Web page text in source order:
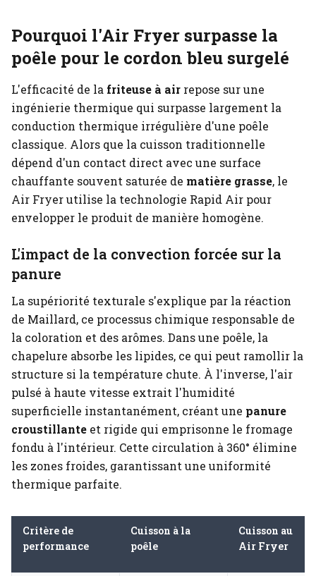
Pourquoi l'Air Fryer surpasse la
poêle pour le cordon bleu surgelé
L'efficacité de la friteuse à air repose sur une
ingénierie thermique qui surpasse largement la
conduction thermique irrégulière d'une poêle
classique. Alors que la cuisson traditionnelle
dépend d'un contact direct avec une surface
chauffante souvent saturée de matière grasse, le
Air Fryer utilise la technologie Rapid Air pour
envelopper le produit de manière homogène.
L'impact de la convection forcée sur la
panure
La supériorité texturale s'explique par la réaction
de Maillard, ce processus chimique responsable de
la coloration et des arômes. Dans une poêle, la
chapelure absorbe les lipides, ce qui peut ramollir la
structure si la température chute. À l'inverse, l'air
pulsé à haute vitesse extrait l'humidité
superficielle instantanément, créant une panure
croustillante et rigide qui emprisonne le fromage
fondu à l'intérieur. Cette circulation à 360° élimine
les zones froides, garantissant une uniformité
thermique parfaite.
Critère de
performance
Cuisson à la
poêle
Cuisson au
Air Fryer